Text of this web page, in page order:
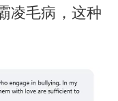
凌毛病，这种